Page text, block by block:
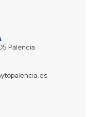
Palencia